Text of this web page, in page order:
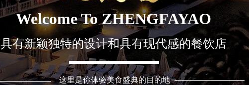
Welcome To ZHENGFAYAO
具有新颖独特的设计和具有现代感的餐饮店
这里是你体验美食盛典的目的地